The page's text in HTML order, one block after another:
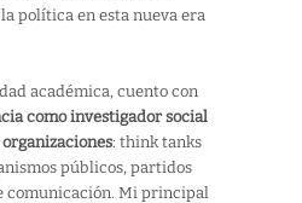
política en esta nueva era
académica, cuento con
como investigador social
: think tanks
públicos, partidos
comunicación. Mi principal